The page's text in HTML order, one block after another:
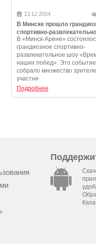
13.12.2024
В Минске прошло
спортивно-
шоу «Время наших побед»
В «Минск-Арене»
грандиозное спортивно-
развлекательное шоу
наших побед». Это событие
собрало множество
участни
Подробнее